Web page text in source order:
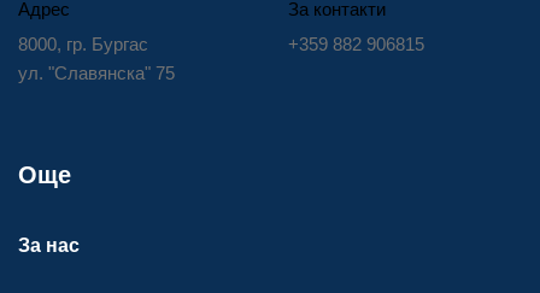
Адрес
8000, гр. Бургас
ул. "Славянска" 75
За контакти
+359 882 906815
Още
За нас